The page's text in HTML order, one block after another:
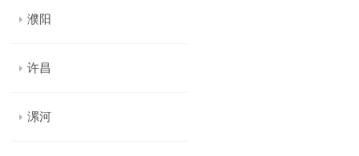
濮阳
许昌
漯河